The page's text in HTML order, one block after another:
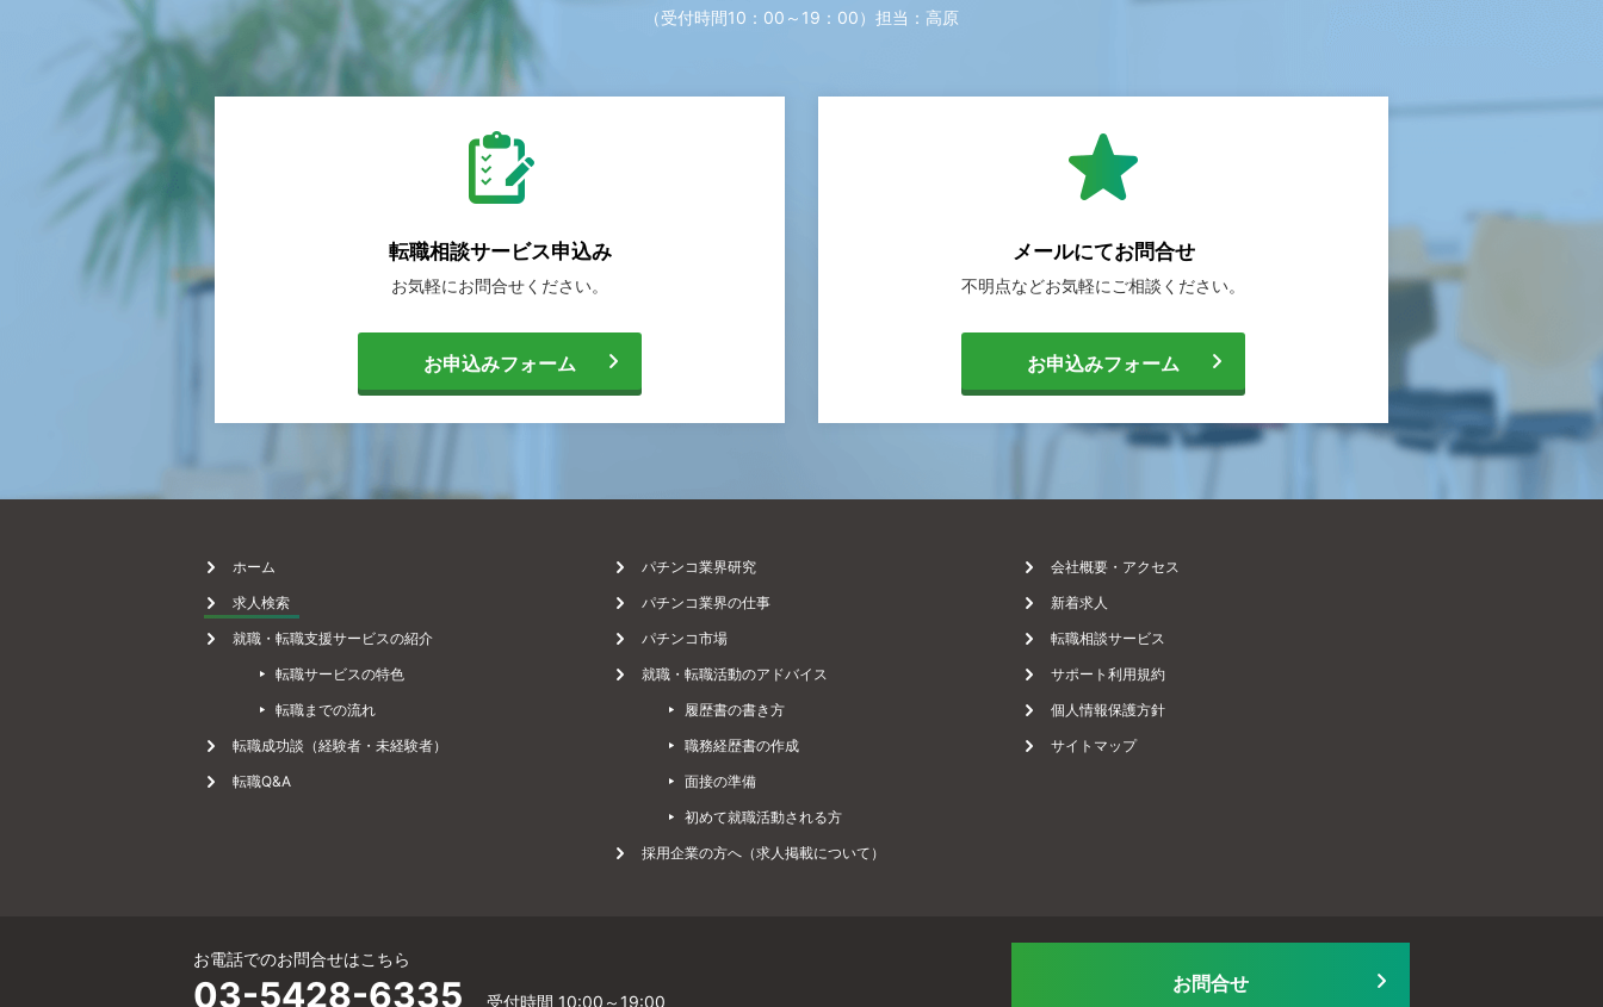
（受付時間10：00～19：00） 担当：高原
転職相談サービス申込み
お気軽にお問合せください。
相
談
お申込みフォーム
メールにてお問合せ
不明点などお気軽に ご相談ください。
お申込みフォーム
ホーム
求人検索
就職・転職支援サービスの紹介
転職サービスの特色
転職までの流れ
転職成功談（経験者・未経験者）
転職Q&A
パチンコ業界研究
パチンコ業界の仕事
パチンコ市場
就職・転職活動のアドバイス
履歴書の書き方
職務経歴書の作成
面接の準備
初めて就職活動される方
採用企業の方へ（求人掲載について）
会社概要・アクセス
新着求人
転職相談サービス
サポート利用規約
個人情報保護方針
サイトマップ
お電話でのお問合せはこちら
03-5428-6335 受付時間 10:00～19:00
お問合せ